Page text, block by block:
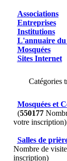
Associations
Entreprises
Institutions
L'annuaire du
Mosquées
Sites Internet
Catégories
Mosquées et
(550177
votre inscription)
Salles de
Nombre de
inscription)